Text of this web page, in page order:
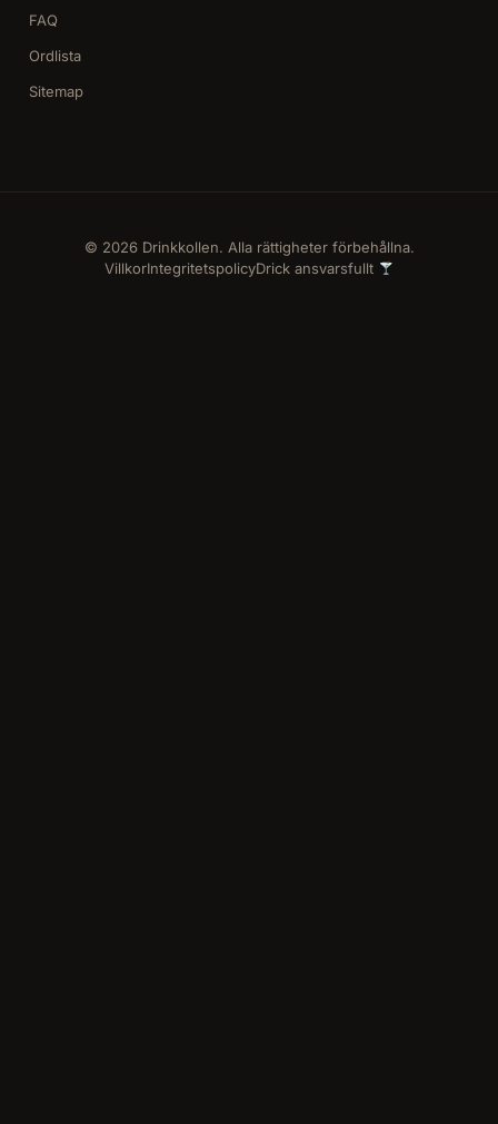
FAQ
Ordlista
Sitemap
VillkorIntegritetspolicyDrick ansvarsfullt
© 2026 Drinkkollen. Alla rättigheter förbehållna.